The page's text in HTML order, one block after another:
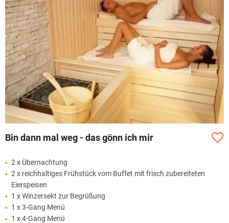
Bin dann mal weg - das gönn ich mir
2 x Übernachtung
2 x reichhaltiges Frühstück vom Buffet mit frisch zubereiteten
Eierspeisen
1 x Winzersekt zur Begrüßung
1 x 3-Gang Menü
1 x 4-Gang Menü